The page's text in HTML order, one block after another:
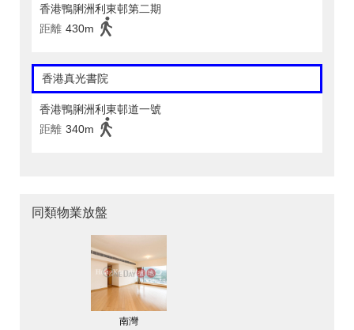
香港鴨脷洲利東邨第二期
距離 430m
香港真光書院
香港鴨脷洲利東邨道一號
距離 340m
同類物業放盤
南灣